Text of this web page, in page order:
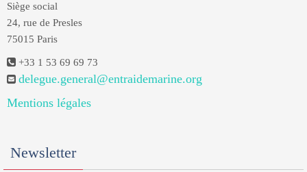
Siège social
24, rue de Presles
75015 Paris
+33 1 53 69 69 73
delegue.general@entraidemarine.org
Mentions légales
Newsletter